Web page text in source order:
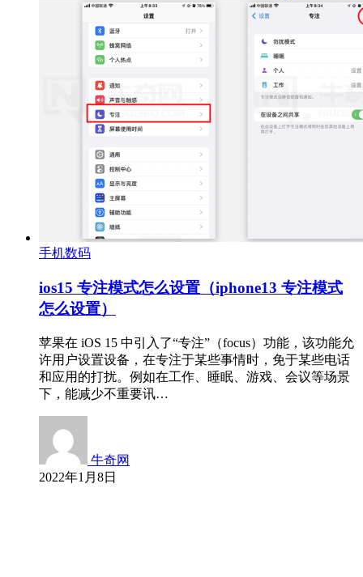
手机数码
ios15 专注模式怎么设置（iphone13 专注模式
怎么设置）
苹果在 iOS 15 中引入了“专注”（focus）功能，该功能允
许用户设置设备，在专注于某些事情时，免于某些电话
和应用的打扰。例如在工作、睡眠、游戏、会议等场景
下，能减少不重要讯…
牛奇网
2022年1月8日